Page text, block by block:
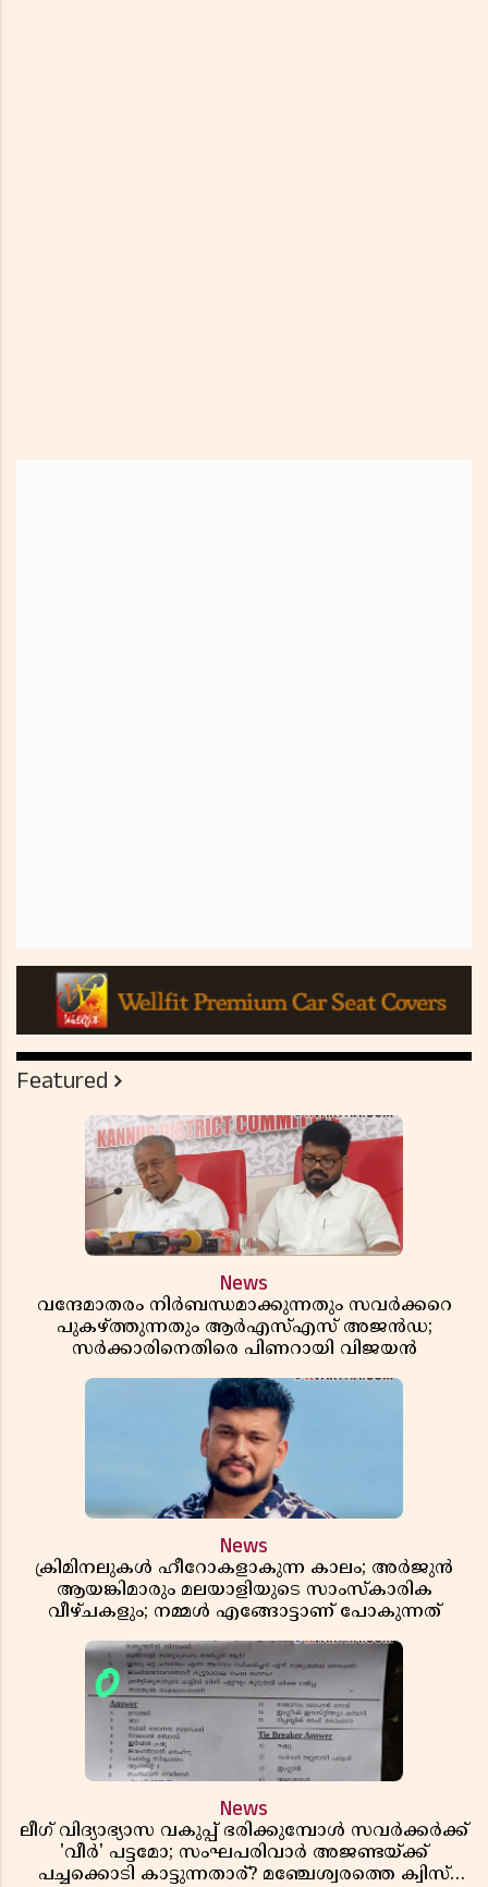
Featured
News
വന്ദേമാതരം നിർബന്ധമാക്കുന്നതും സവർക്കറെ
പുകഴ്ത്തുന്നതും ആർഎസ്എസ് അജൻഡ;
സർക്കാരിനെതിരെ പിണറായി വിജയൻ
News
ക്രിമിനലുകൾ ഹീറോകളാകുന്ന കാലം; അർജുൻ
ആയങ്കിമാരും മലയാളിയുടെ സാംസ്കാരിക
വീഴ്ചകളും; നമ്മൾ എങ്ങോട്ടാണ് പോകുന്നത്
News
ലീഗ് വിദ്യാഭ്യാസ വകുപ്പ് ഭരിക്കുമ്പോൾ സവർക്കർക്ക്
'വീർ' പട്ടമോ; സംഘപരിവാർ അജണ്ടയ്ക്ക്
പച്ചക്കൊടി കാട്ടുന്നതാര്? മഞ്ചേശ്വരത്തെ ക്വിസ്